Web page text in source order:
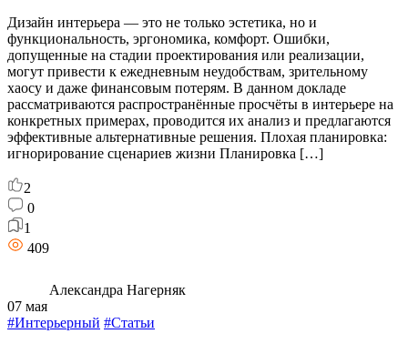
Дизайн интерьера — это не только эстетика, но и
функциональность, эргономика, комфорт. Ошибки,
допущенные на стадии проектирования или реализации,
могут привести к ежедневным неудобствам, зрительному
хаосу и даже финансовым потерям. В данном докладе
рассматриваются распространённые просчёты в интерьере на
конкретных примерах, проводится их анализ и предлагаются
эффективные альтернативные решения. Плохая планировка:
игнорирование сценариев жизни Планировка […]
2
0
1
409
Александра Нагерняк
07 мая
#Интерьерный #Статьи